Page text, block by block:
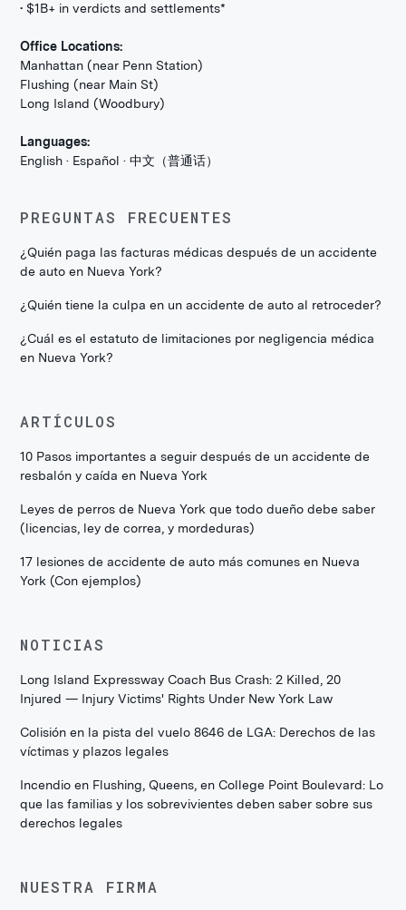
• $1B+ in verdicts and settlements*
Office Locations:
Manhattan (near Penn Station)
Flushing (near Main St)
Long Island (Woodbury)
Languages:
English · Español · 中文（普通话）
PREGUNTAS FRECUENTES
¿Quién paga las facturas médicas después de un accidente
de auto en Nueva York?
¿Quién tiene la culpa en un accidente de auto al retroceder?
¿Cuál es el estatuto de limitaciones por negligencia médica
en Nueva York?
ARTÍCULOS
10 Pasos importantes a seguir después de un accidente de
resbalón y caída en Nueva York
Leyes de perros de Nueva York que todo dueño debe saber
(licencias, ley de correa, y mordeduras)
17 lesiones de accidente de auto más comunes en Nueva
York (Con ejemplos)
NOTICIAS
Long Island Expressway Coach Bus Crash: 2 Killed, 20
Injured — Injury Victims' Rights Under New York Law
Colisión en la pista del vuelo 8646 de LGA: Derechos de las
víctimas y plazos legales
Incendio en Flushing, Queens, en College Point Boulevard: Lo
que las familias y los sobrevivientes deben saber sobre sus
derechos legales
NUESTRA FIRMA